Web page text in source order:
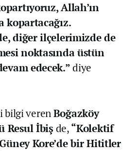
Allah’ın
diğer ilçelerimizde de
noktasında üstün
edecek.”diye
bilgi verenBoğazköy
Resul İbiş de,“Kolektif
Kore’de bir Hititler